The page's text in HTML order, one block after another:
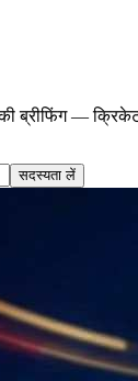
ब्रीफिंग —
सदस्यता लें